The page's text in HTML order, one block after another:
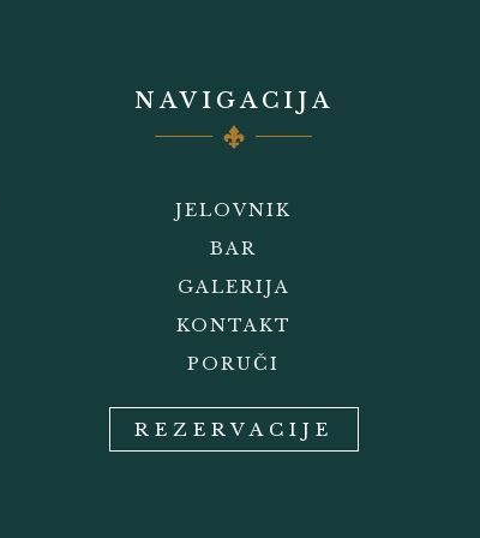
NAVIGACIJA
JELOVNIK
BAR
GALERIJA
KONTAKT
PORUČI
REZERVACIJE